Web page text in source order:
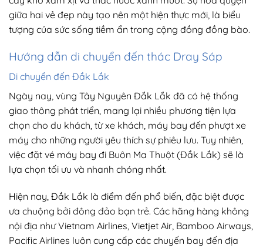
giữa hai vẻ đẹp này tạo nên một hiện thực mới, là biểu
tượng của sức sống tiềm ẩn trong cộng đồng đồng bào.
Hướng dẫn di chuyển đến thác Dray Sáp
Di chuyển đến Đắk Lắk
Ngày nay, vùng Tây Nguyên Đắk Lắk đã có hệ thống
giao thông phát triển, mang lại nhiều phương tiện lựa
chọn cho du khách, từ xe khách, máy bay đến phượt xe
máy cho những người yêu thích sự phiêu lưu. Tuy nhiên,
việc đặt vé máy bay đi Buôn Ma Thuột (Đắk Lắk) sẽ là
lựa chọn tối ưu và nhanh chóng nhất.
Hiện nay, Đắk Lắk là điểm đến phổ biến, đặc biệt được
ưa chuộng bởi đông đảo bạn trẻ. Các hãng hàng không
nội địa như Vietnam Airlines, Vietjet Air, Bamboo Airways,
Pacific Airlines luôn cung cấp các chuyến bay đến địa